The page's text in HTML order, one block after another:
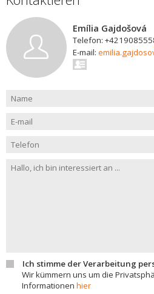
Emília Gajdošová
Telefon:
E-mail:
Ich stimme der Verarbeitung
Wir kümmern uns um die
Informationen hier